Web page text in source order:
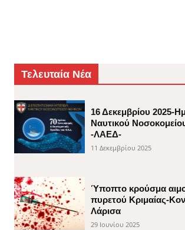
Τελευταία Νέα
16 Δεκεμβρίου 2025-
Ναυτικού
-ΛΑΕΔ-
11 Δεκεμβρίου 2025
Ύποπτο κρούσμα
πυρετού Κριμαίας-
Λάρισα
29 Ιουνίου 2025